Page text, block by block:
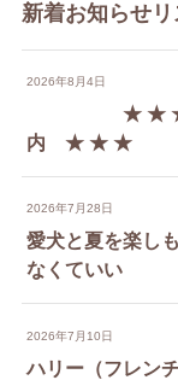
新着お知らせリ
2026年8月4日
★ ★ ★ お客
内 ★ ★ ★
2026年7月28日
愛犬と夏を楽し
なくていい
2026年7月10日
ハリー（フレン